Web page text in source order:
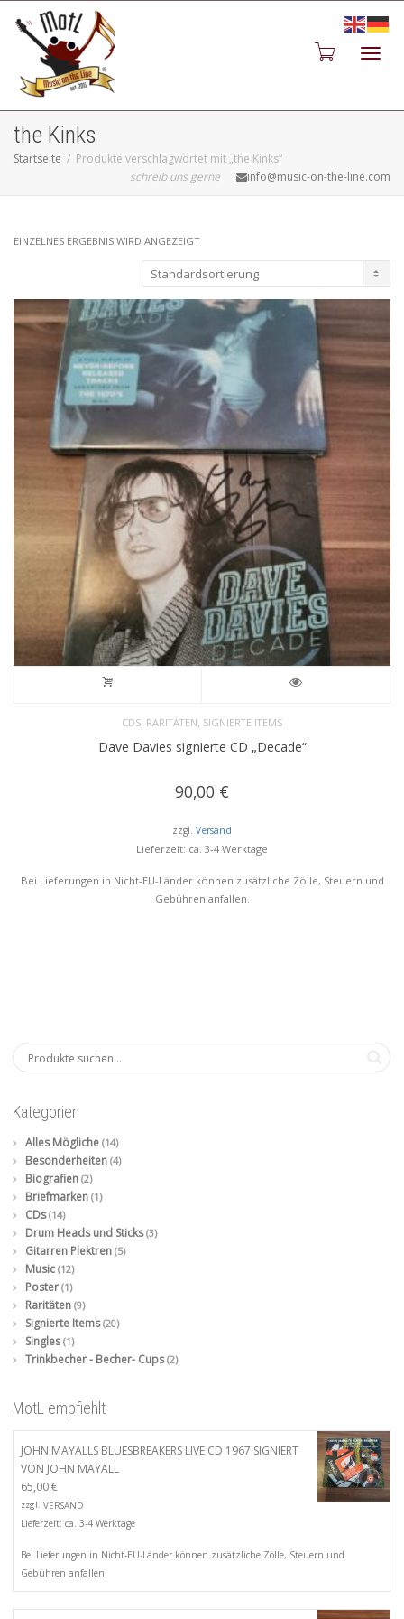
the Kinks
Startseite
Produkte verschlagwortet mit „the Kinks“
schreib uns gerne
info@music-on-the-line.com
EINZELNES ERGEBNIS WIRD ANGEZEIGT
CDS RARITÄTEN SIGNIERTE ITEMS
Dave Davies signierte CD „Decade“
90,00 €
zzgl. Versand
Lieferzeit: ca. 3-4 Werktage
Bei Lieferungen in Nicht-EU-Länder können zusätzliche Zölle, Steuern und
Gebühren anfallen.
Kategorien
Alles Mögliche (14)
Besonderheiten (4)
Biografien (2)
Briefmarken (1)
CDs (14)
Drum Heads und Sticks (3)
Gitarren Plektren (5)
Music (12)
Poster (1)
Raritäten (9)
Signierte Items (20)
Singles (1)
Trinkbecher - Becher- Cups (2)
MotL empfiehlt
JOHN MAYALLS BLUESBREAKERS LIVE CD 1967 SIGNIERT
VON JOHN MAYALL
65,00€
zzgl. VERSAND
Lieferzeit: ca. 3-4 Werktage
Bei Lieferungen in Nicht-EU-Länder können zusätzliche Zölle, Steuern und
Gebühren anfallen.